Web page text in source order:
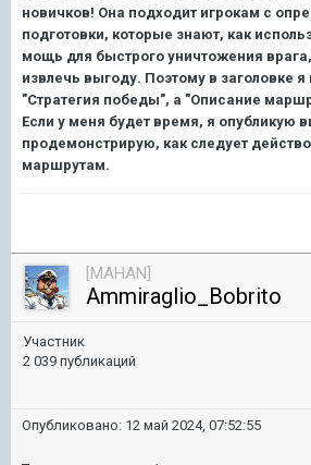
новичков! Она подходит игрокам с
подготовки, которые знают, как
мощь для быстрого уничтожения
извлечь выгоду. Поэтому в заголовке я
"Стратегия победы", а "Описание
Если у меня будет время, я опубликую
продемонстрирую, как следует
маршрутам.
[MAHAN]
Ammiraglio_Bobrito
Участник
2 039 публикаций
Опубликовано: 12 май 2024, 07:52:55